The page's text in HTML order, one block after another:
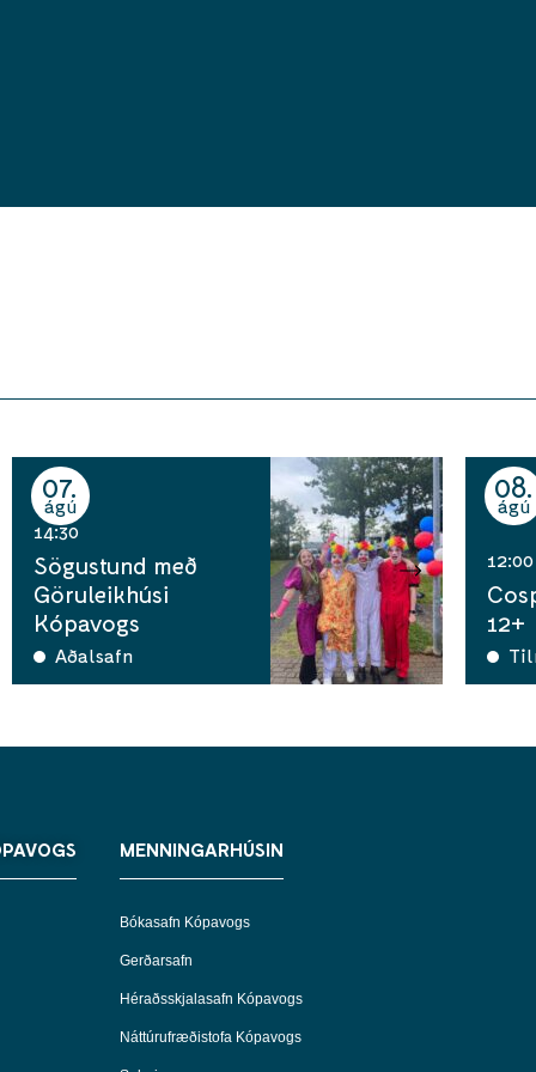
07
ágú
14:30
Sögustund með
Göruleikhúsi
Kópavogs
Aðalsafn
08
ágú
12:00
12+
MENNINGARHÚSIN
Bókasafn Kópavogs
Gerðarsafn
Héraðsskjalasafn Kópavogs
Náttúrufræðistofa Kópavogs